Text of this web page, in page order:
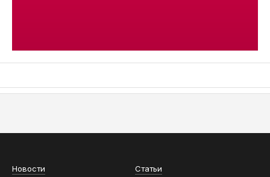
Новости
Статьи